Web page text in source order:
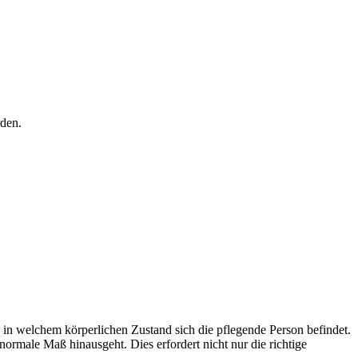
welchem körperlichen Zustand sich die pflegende Person befindet.
Maß hinausgeht. Dies erfordert nicht nur die richtige